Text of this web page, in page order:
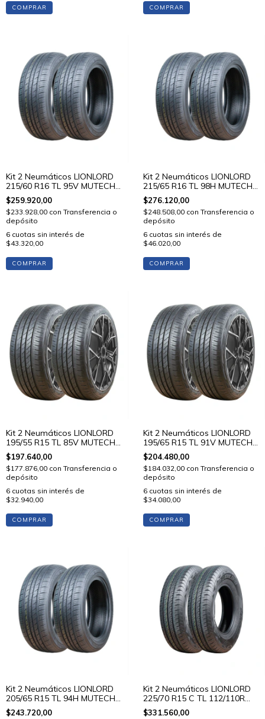
COMPRAR COMPRAR
Kit 2 Neumáticos LIONLORD
215/60 R16 TL 95V MUTECH
H01
$259.920,00
$233.928,00 con Transferencia o
depósito
6 cuotas sin interés de
$43.320,00
COMPRAR
Kit 2 Neumáticos LIONLORD
215/65 R16 TL 98H MUTECH
H01
$276.120,00
$248.508,00 con Transferencia o
depósito
6 cuotas sin interés de
$46.020,00
COMPRAR
Kit 2 Neumáticos LIONLORD
195/55 R15 TL 85V MUTECH
H02
$197.640,00
$177.876,00 con Transferencia o
depósito
6 cuotas sin interés de
$32.940,00
COMPRAR
Kit 2 Neumáticos LIONLORD
195/65 R15 TL 91V MUTECH
H02
$204.480,00
$184.032,00 con Transferencia o
depósito
6 cuotas sin interés de
$34.080,00
COMPRAR
Kit 2 Neumáticos LIONLORD
205/65 R15 TL 94H MUTECH
H01
$243.720,00
Kit 2 Neumáticos LIONLORD
225/70 R15 C TL 112/110R
VANSTAR C01
$331.560,00